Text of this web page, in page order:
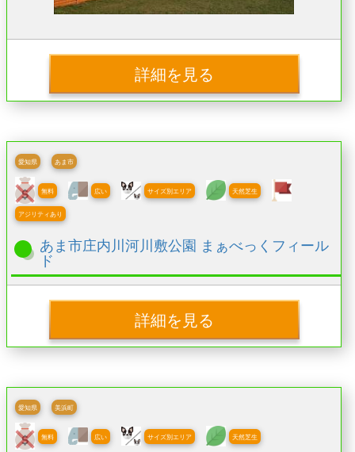
詳細を見る
愛知県 あま市
無料 広い サイズ別エリア 天然芝生
アジリティあり
あま市庄内川河川敷公園 まぁべっくフィール
ド
詳細を見る
愛知県 美浜町
無料 広い サイズ別エリア 天然芝生